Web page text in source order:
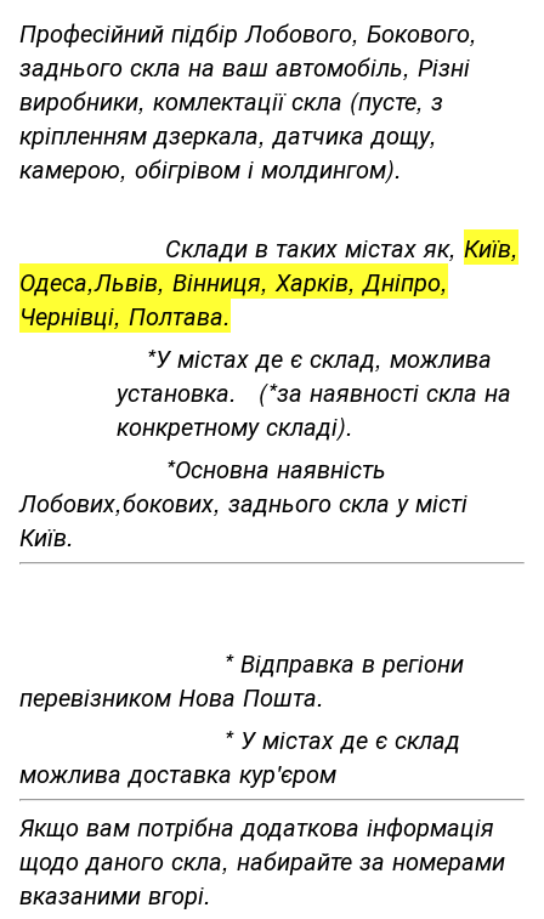
Професійний підбір Лобового, Бокового,
заднього скла на ваш автомобіль, Різні
виробники, комлектації скла (пусте, з
кріпленням дзеркала, датчика дощу,
камерою, обігрівом і молдингом).
Склади в таких містах як, Київ,
Одеса,Львів, Вінниця, Харків, Дніпро,
Чернівці, Полтава.
*У містах де є склад, можлива
установка. (*за наявності скла на
конкретному складі).
*Основна наявність
Лобових,бокових, заднього скла у місті
Київ.
* Відправка в регіони
перевізником Нова Пошта.
* У містах де є склад
можлива доставка кур'єром
Якщо вам потрібна додаткова інформація
щодо даного скла, набирайте за номерами
вказаними вгорі.